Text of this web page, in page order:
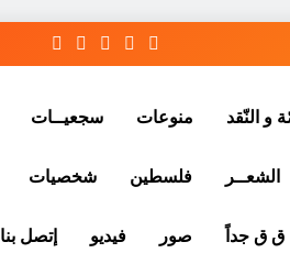
و النّقد منوعات سجعيــات
الشعــر فلسطين شخصيات
ق ق جداً صور فيديو إتصل بنا